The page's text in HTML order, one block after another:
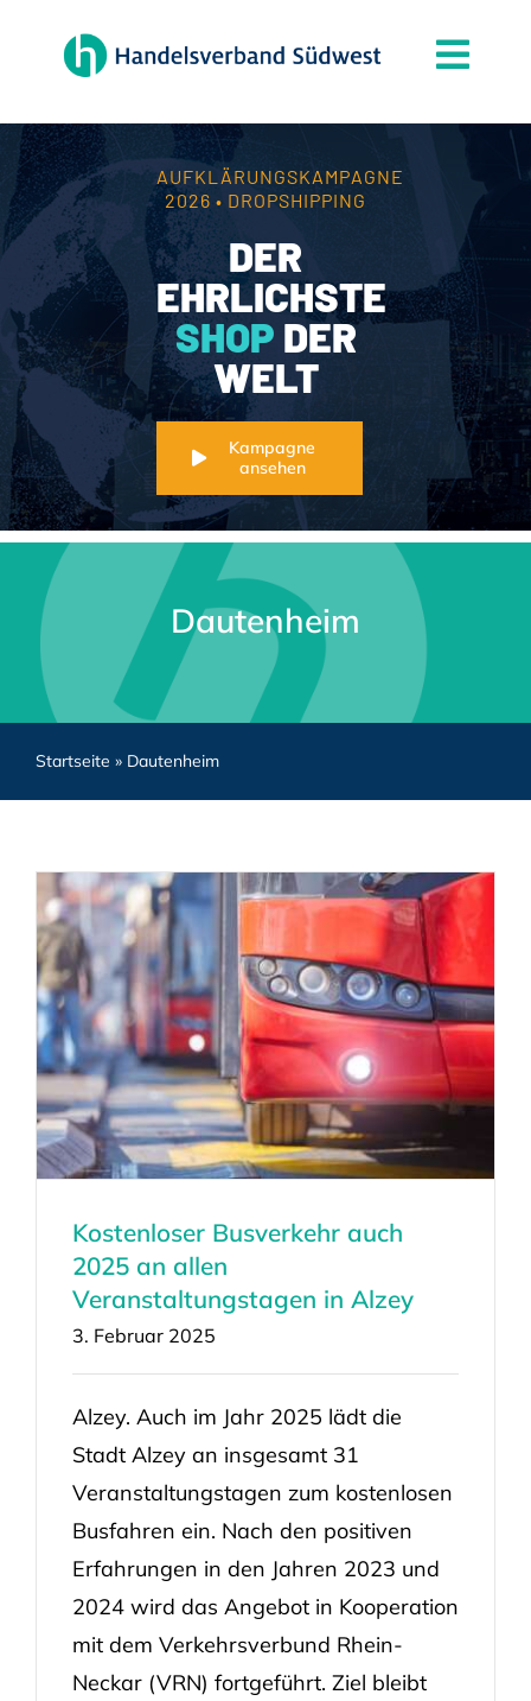
Themen
Mitgliedschaft
Partner
News
Handelsjournal
Kontakt
AUFKLÄRUNGSKAMPAGNE
2026 • DROPSHIPPING
DER
EHRLICHSTE
SHOP DER
WELT
Kampagne
ansehen
Dautenheim
Startseite » Dautenheim
Kostenloser Busverkehr auch
2025 an allen
Veranstaltungstagen in Alzey
3. Februar 2025
Alzey. Auch im Jahr 2025 lädt die
Stadt Alzey an insgesamt 31
Veranstaltungstagen zum kostenlosen
Busfahren ein. Nach den positiven
Erfahrungen in den Jahren 2023 und
2024 wird das Angebot in Kooperation
mit dem Verkehrsverbund Rhein-
Neckar (VRN) fortgeführt. Ziel bleibt